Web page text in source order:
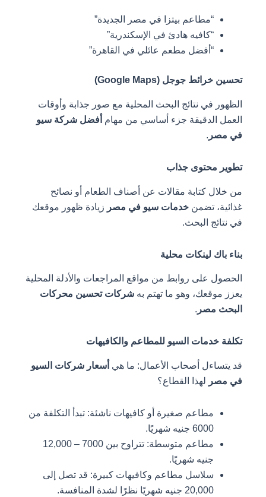
“مطاعم بيتزا في مصر الجديدة”
“كافيه هادئ في الإسكندرية”
“أفضل مطعم عائلي في القاهرة”
تحسين خرائط جوجل (Google Maps)
الظهور في نتائج البحث المحلية مع صور جذابة وأوقات
العمل الدقيقة جزء أساسي من مهامأفضل شركة سيو
في مصر.
تطوير محتوى جذاب
من خلال كتابة مقالات عن أصناف الطعام أو نصائح
غذائية، تضمنخدمات سيو في مصرزيادة ظهور موقعك
في نتائج البحث.
بناء باك لينكات محلية
الحصول على روابط من مواقع المراجعات والأدلة المحلية
يعزز موقعك، وهو ما تهتم به شركات تحسين محركات
البحث مصر.
تكلفة خدمات السيو للمطاعم والكافيهات
قد يتساءل أصحاب الأعمال: ما هيأسعار شركات السيو
في مصرلهذا القطاع؟
مطاعم صغيرة أو كافيهات ناشئة: تبدأ التكلفة من
6000 جنيه شهريًا.
مطاعم متوسطة: تتراوح بين 7000 – 12,000
جنيه شهريًا.
سلاسل مطاعم وكافيهات كبيرة: قد تصل إلى
20,000 جنيه شهريًا نظرًا لشدة المنافسة.